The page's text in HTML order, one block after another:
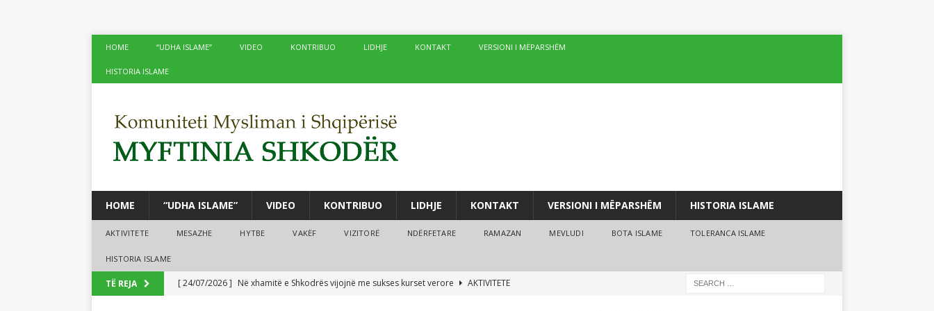
HOME “UDHA ISLAME” VIDEO KONTRIBUO LIDHJE KONTAKT VERSIONI I MËPARSHËM
HISTORIA ISLAME
HOME “UDHA ISLAME” VIDEO KONTRIBUO LIDHJE KONTAKT VERSIONI I MËPARSHËM HISTORIA ISLAME
AKTIVITETE MESAZHE HYTBE VAKËF VIZITORË NDËRFETARE RAMAZAN MEVLUDI BOTA ISLAME TOLERANCA ISLAME
HISTORIA ISLAME
TË REJA [ 24/07/2026 ] Në xhamitë e Shkodrës vijojnë me sukses kurset verore
AKTIVITETE